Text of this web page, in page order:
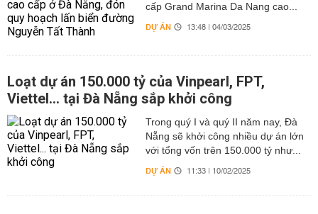
cấp Grand Marina Da Nang cao...
DỰ ÁN 13:48 | 04/03/2025
Loạt dự án 150.000 tỷ của Vinpearl, FPT,
Viettel... tại Đà Nẵng sắp khởi công
Trong quý I và quý II năm nay, Đà
Nẵng sẽ khởi công nhiều dự án lớn
với tổng vốn trên 150.000 tỷ như...
DỰ ÁN 11:33 | 10/02/2025